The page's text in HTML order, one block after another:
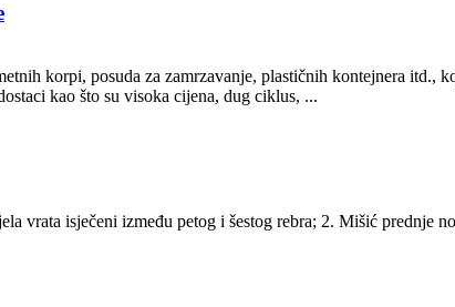
korpi, posuda za zamrzavanje, plastičnih kontejnera itd.,
kao što su visoka cijena, dug ciklus, ...
vrata isječeni između petog i šestog rebra; 2. Mišić prednje